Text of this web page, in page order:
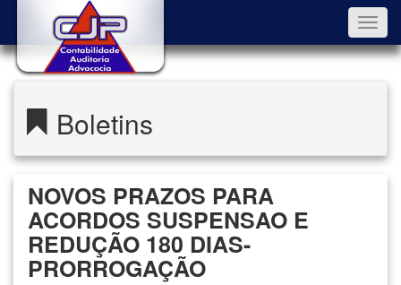
Boletins
NOVOS PRAZOS PARA
ACORDOS SUSPENSAO E
REDUÇÃO 180 DIAS-
PRORROGAÇÃO